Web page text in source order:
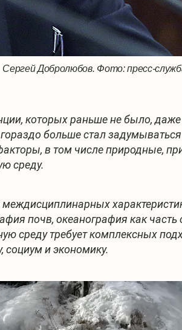
Сергей Добролюбов. Фото: пресс-
которых раньше не было, даже
больше стал
в том числе природные,
среду.
почв, океанография как часть
требует комплексных
социум и экономику.